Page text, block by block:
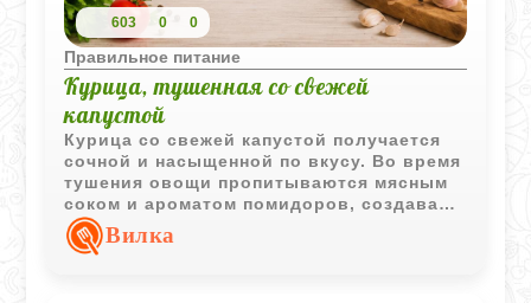
603 0 0
Правильное питание
Курица, тушенная со свежей
капустой
Курица со свежей капустой получается
сочной и насыщенной по вкусу. Во время
тушения овощи пропитываются мясным
соком и ароматом помидоров, создавая
простое и сытное домашнее блюдо.
Вилка